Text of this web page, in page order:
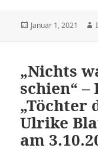
Veröffentlicht
Januar 1, 2021
„Nichts
schien“
„Töchter
Ulrike
am